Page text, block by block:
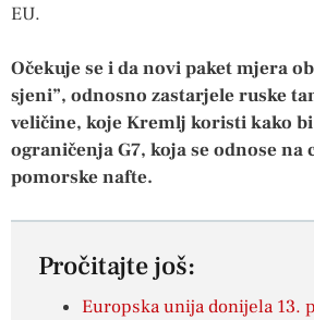
EU.
Očekuje se i da novi paket mjera
sjeni”, odnosno zastarjele ruske
veličine, koje Kremlj koristi kako bi
ograničenja G7, koja se odnose na
pomorske nafte.
Pročitajte još:
Europska unija donijela 13.